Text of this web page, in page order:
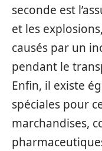
seconde est
et les
causés par un
pendant le
Enfin, il existe
spéciales pour
marchandises,